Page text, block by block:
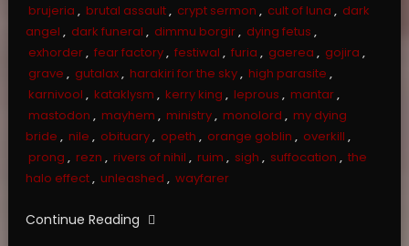
brujeria , brutal assault, crypt sermon , cult of luna , dark
angel , dark funeral , dimmu borgir, dying fetus ,
exhorder, fear factory, festiwal , furia , gaerea , gojira ,
grave , gutalax, harakiri for the sky, high parasite ,
karnivool , kataklysm , kerry king , leprous , mantar,
mastodon , mayhem , ministry, monolord , my dying
bride , nile , obituary, opeth , orange goblin , overkill ,
prong , rezn , rivers of nihil , ruim , sigh , suffocation , the
halo effect, unleashed , wayfarer
Continue Reading